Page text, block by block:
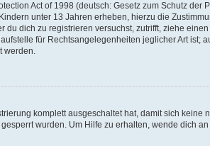
Act of 1998 (deutsch: Gesetz zum Schutz
unter 13 Jahren erheben, hierzu die
du dich zu registrieren versuchst, zutrifft, ziehe
für Rechtsangelegenheiten jeglicher Art
werden.
komplett ausgeschaltet hat, damit sich
wurden. Um Hilfe zu erhalten, wende dich